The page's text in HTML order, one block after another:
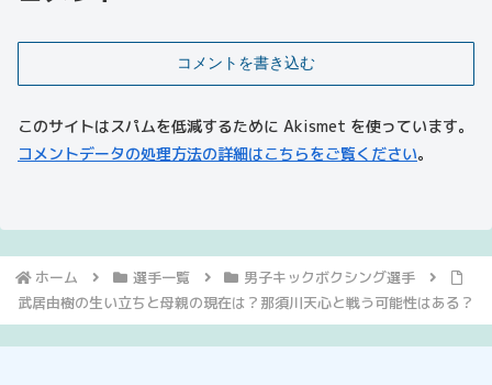
コメントを書き込む
このサイトはスパムを低減するために Akismet を使っています。
コメントデータの処理方法の詳細はこちらをご覧ください。
ホーム 選手一覧
男子キックボクシング選手
武居由樹の生い立ちと母親の現在は？那須川天心と戦う可能性はある？